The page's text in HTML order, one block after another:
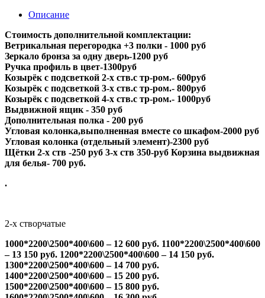
Описание
Стоимость дополнительной комплектации:
Ветрикальная перегородка +3 полки - 1000 руб
Зеркало бронза за одну дверь-1200 руб
Ручка профиль в цвет-1300руб
Козырёк с подсветкой 2-х ств.с тр-ром.- 600руб
Козырёк с подсветкой 3-х ств.с тр-ром.- 800руб
Козырёк с подсветкой 4-х ств.с тр-ром.- 1000руб
Выдвижной ящик - 350 руб
Дополнительная полка - 200 руб
Угловая колонка,выполненная вместе со шкафом-2000 руб
Угловая колонка (отдельный элемент)-2300 руб
Щётки 2-х ств -250 руб 3-х ств 350-руб Корзина выдвижная
для белья- 700 руб.
.
2-х створчатые
1000*2200\2500*400\600 – 12 600 руб. 1100*2200\2500*400\600
– 13 150 руб. 1200*2200\2500*400\600 – 14 150 руб.
1300*2200\2500*400\600 – 14 700 руб.
1400*2200\2500*400\600 – 15 200 руб.
1500*2200\2500*400\600 – 15 800 руб.